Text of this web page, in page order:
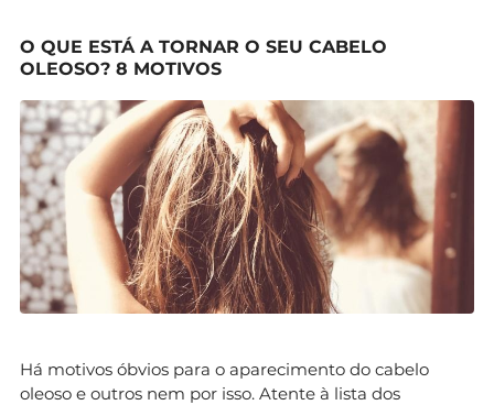
O QUE ESTÁ A TORNAR O SEU CABELO
OLEOSO? 8 MOTIVOS
Há motivos óbvios para o aparecimento do cabelo
oleoso e outros nem por isso. Atente à lista dos